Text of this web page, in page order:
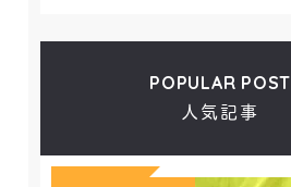
POPULAR POST
人気記事